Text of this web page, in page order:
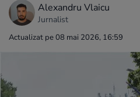
Alexandru Vlaicu
Jurnalist
Actualizat pe 08 mai 2026, 16:59